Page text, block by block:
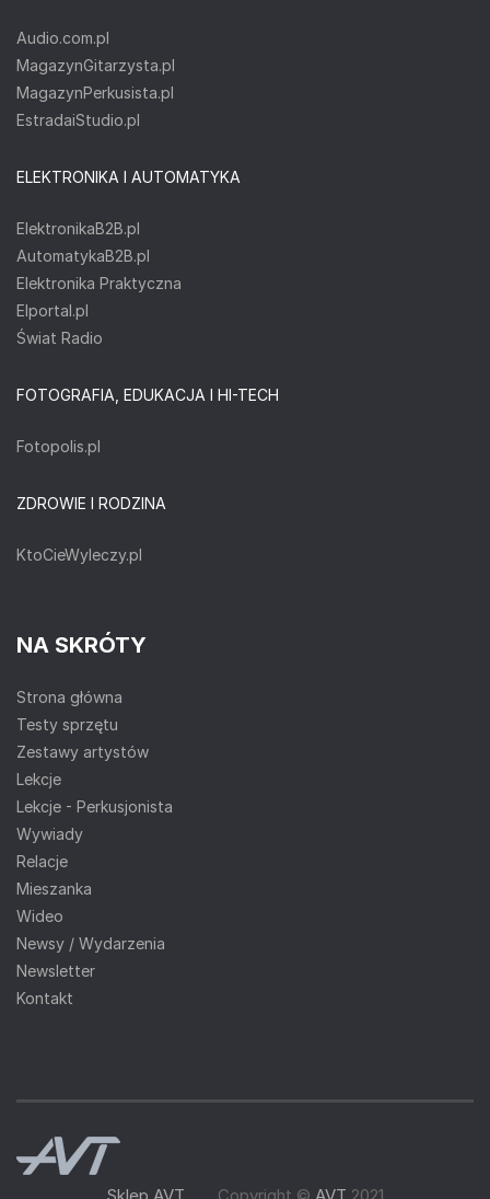
Audio.com.pl
MagazynGitarzysta.pl
MagazynPerkusista.pl
EstradaiStudio.pl
ELEKTRONIKA I AUTOMATYKA
ElektronikaB2B.pl
AutomatykaB2B.pl
Elektronika Praktyczna
Elportal.pl
Świat Radio
FOTOGRAFIA, EDUKACJA I HI-TECH
Fotopolis.pl
ZDROWIE I RODZINA
KtoCieWyleczy.pl
NA SKRÓTY
Strona główna
Testy sprzętu
Zestawy artystów
Lekcje
Lekcje - Perkusjonista
Wywiady
Relacje
Mieszanka
Wideo
Newsy / Wydarzenia
Newsletter
Kontakt